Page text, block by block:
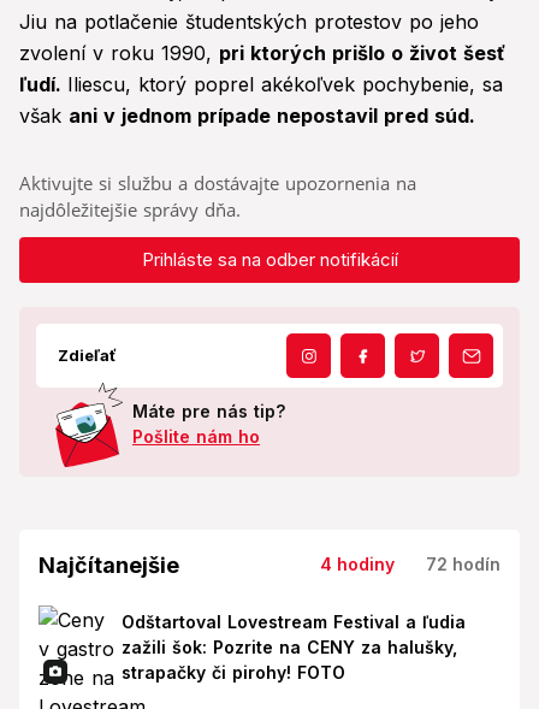
Jiu na potlačenie študentských protestov po jeho
zvolení v roku 1990, pri ktorých prišlo o život šesť
ľudí. Iliescu, ktorý poprel akékoľvek pochybenie, sa
však ani v jednom prípade nepostavil pred súd.
Aktivujte si službu a dostávajte upozornenia na
najdôležitejšie správy dňa.
Prihláste sa na odber notifikácií
Zdieľať
Máte pre nás tip?
Pošlite nám ho
Najčítanejšie 4 hodiny 72 hodín
Odštartoval Lovestream Festival a ľudia
zažili šok: Pozrite na CENY za halušky,
strapačky či pirohy! FOTO